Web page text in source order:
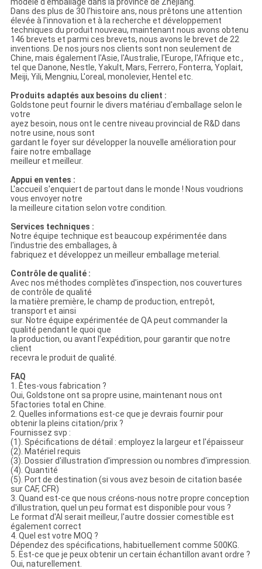
Dans des plus de 30 l'histoire ans, nous prêtons une attention
élevée à l'innovation et à la recherche et développement
techniques du produit nouveau, maintenant nous avons obtenu
146 brevets et parmi ces brevets, nous avons le brevet de 22
inventions. De nos jours nos clients sont non seulement de
Chine, mais également l'Asie, l'Australie, l'Europe, l'Afrique etc.,
tel que Danone, Nestle, Yakult, Mars, Ferrero, Fonterra, Yoplait,
Meiji, Yili, Mengniu, L'oreal, monolevier, Hentel etc.
Produits adaptés aux besoins du client :
Goldstone peut fournir le divers matériau d'emballage selon le
votre
ayez besoin, nous ont le centre niveau provincial de R&D dans
notre usine, nous sont
gardant le foyer sur développer la nouvelle amélioration pour
faire notre emballage
meilleur et meilleur.
Appui en ventes :
L'accueil s'enquiert de partout dans le monde ! Nous voudrions
vous envoyer notre
la meilleure citation selon votre condition.
Services techniques :
Notre équipe technique est beaucoup expérimentée dans
l'industrie des emballages, à
fabriquez et développez un meilleur emballage meterial.
Contrôle de qualité :
Avec nos méthodes complètes d'inspection, nos couvertures
de contrôle de qualité
la matière première, le champ de production, entrepôt,
transport et ainsi
sur. Notre équipe expérimentée de QA peut commander la
qualité pendant le quoi que
la production, ou avant l'expédition, pour garantir que notre
client
recevra le produit de qualité.
FAQ
1. Êtes-vous fabrication ?
Oui, Goldstone ont sa propre usine, maintenant nous ont
5factories total en Chine.
2. Quelles informations est-ce que je devrais fournir pour
obtenir la pleins citation/prix ?
Fournissez svp :
(1). Spécifications de détail : employez la largeur et l'épaisseur
(2). Matériel requis
(3). Dossier d'illustration d'impression ou nombres d'impression.
(4). Quantité
(5). Port de destination (si vous avez besoin de citation basée
sur CAF, CFR)
3. Quand est-ce que nous créons-nous notre propre conception
d'illustration, quel un peu format est disponible pour vous ?
Le format d'AI serait meilleur, l'autre dossier comestible est
également correct
4. Quel est votre MOQ ?
Dépendez des spécifications, habituellement comme 500KG.
5. Est-ce que je peux obtenir un certain échantillon avant ordre ?
Oui, naturellement.